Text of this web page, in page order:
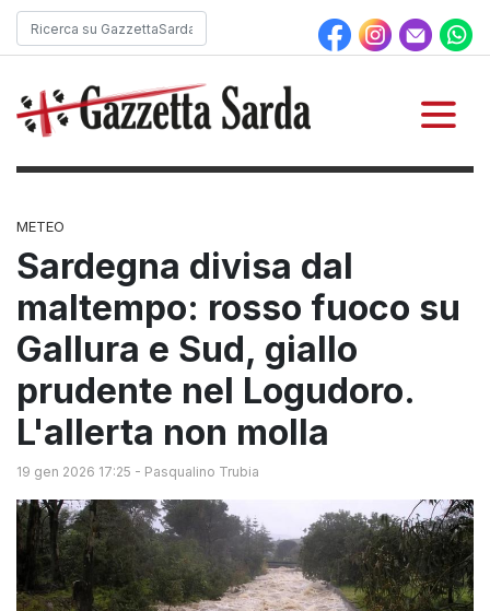
METEO
Sardegna divisa dal
maltempo: rosso fuoco su
Gallura e Sud, giallo
prudente nel Logudoro.
L'allerta non molla
19 gen 2026 17:25 - Pasqualino Trubia